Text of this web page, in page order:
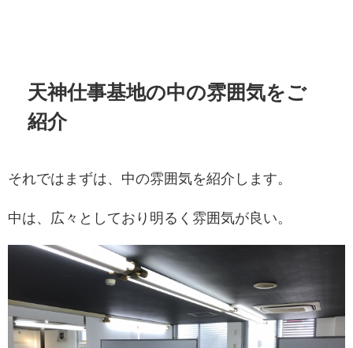
天神仕事基地の中の雰囲気をご
紹介
それではまずは、中の雰囲気を紹介します。
中は、広々としており明るく雰囲気が良い。